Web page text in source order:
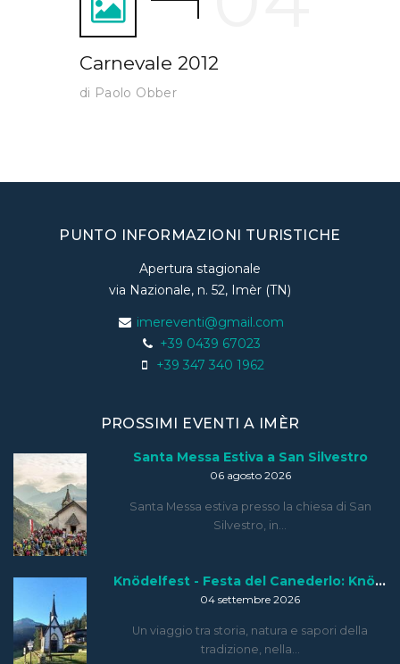
Carnevale 2012
di Paolo Obber
PUNTO INFORMAZIONI TURISTICHE
Apertura stagionale
via Nazionale, n. 52, Imèr (TN)
imereventi@gmail.com
+39 0439 67023
+39 347 340 1962
PROSSIMI EVENTI A IMÈR
Santa Messa Estiva a San Silvestro
06 agosto 2026
Santa Messa estiva presso la chiesa di San
Silvestro, in…
Knödelfest - Festa del Canederlo: Knödelfest Tour
04 settembre 2026
Un viaggio tra storia, natura e sapori della
tradizione, nella…